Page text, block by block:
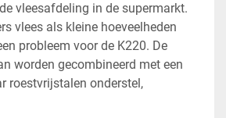
vleesafdeling in de supermarkt.
vlees als kleine hoeveelheden
probleem voor de K220. De
worden gecombineerd met een
roestvrijstalen onderstel,